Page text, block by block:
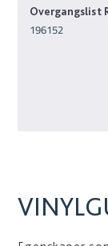
Overgangslist
196152